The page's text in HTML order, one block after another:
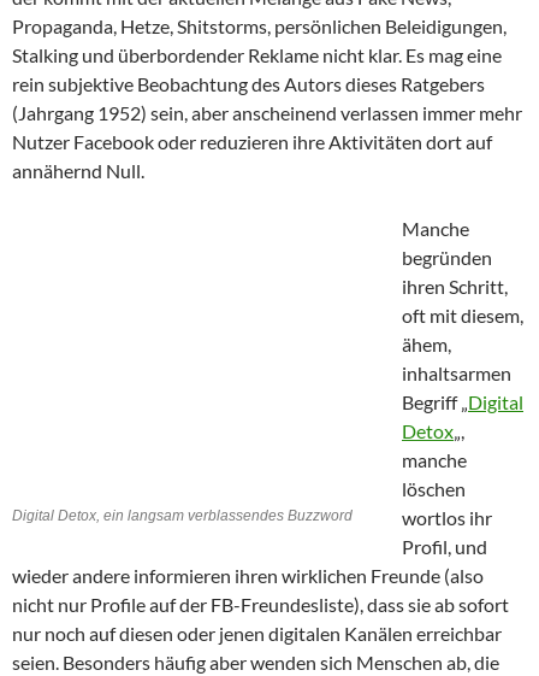
Propaganda, Hetze, Shitstorms, persönlichen Beleidigungen,
Stalking und überbordender Reklame nicht klar. Es mag eine
rein subjektive Beobachtung des Autors dieses Ratgebers
(Jahrgang 1952) sein, aber anscheinend verlassen immer mehr
Nutzer Facebook oder reduzieren ihre Aktivitäten dort auf
annähernd Null.
Digital Detox, ein langsam verblassendes Buzzword
Manche
begründen
ihren Schritt,
oft mit diesem,
ähem,
inhaltsarmen
Begriff „Digital
Detox„,
manche
löschen
wortlos ihr
Profil, und
wieder andere informieren ihren wirklichen Freunde (also
nicht nur Profile auf der FB-Freundesliste), dass sie ab sofort
nur noch auf diesen oder jenen digitalen Kanälen erreichbar
seien. Besonders häufig aber wenden sich Menschen ab, die